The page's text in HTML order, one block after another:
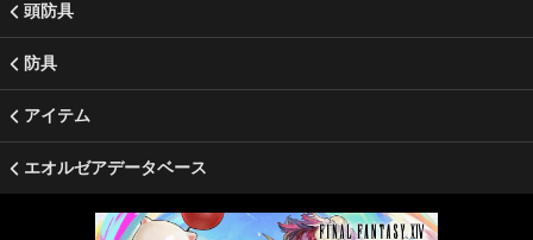
頭防具
防具
アイテム
エオルゼアデータベース